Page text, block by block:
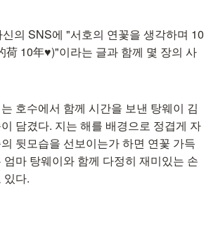
의 SNS에 "서호의 연꽃을 생각하며 10
荷 10年♥)"이라는 글과 함께 몇 장의 사
호수에서 함께 시간을 보낸 탕웨이 김
담겼다. 지는 해를 배경으로 정겹게 자
뒷모습을 선보이는가 하면 연꽃 가득
마 탕웨이와 함께 다정히 재미있는 손
있다.